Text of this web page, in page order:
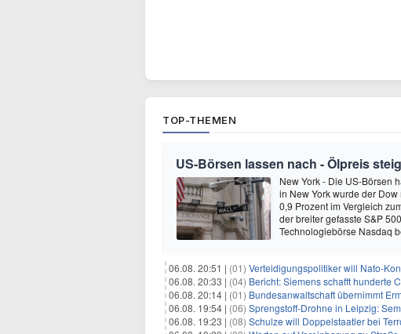
TOP-THEMEN
US-Börsen lassen nach - Ölpreis
New York - Die US-Börsen
in New York wurde der
0,9 Prozent im Vergleich
der breiter gefasste S&P
Technologiebörse Nasdaq
06.08. 20:51 | (01) Verteidigungspolitiker will Nato-
06.08. 20:33 | (04) Bericht: Siemens schafft hunderte
06.08. 20:14 | (01) Bundesanwaltschaft übernimmt
06.08. 19:54 | (06) Sprengstoff-Drohne in Leipzig:
06.08. 19:23 | (08) Schulze will Doppelstaatler bei